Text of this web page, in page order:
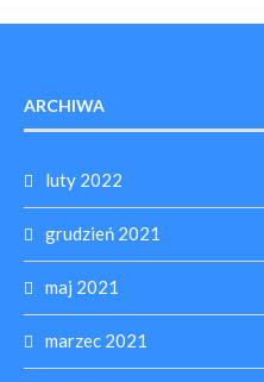
ARCHIWA
luty 2022
grudzień 2021
maj 2021
marzec 2021